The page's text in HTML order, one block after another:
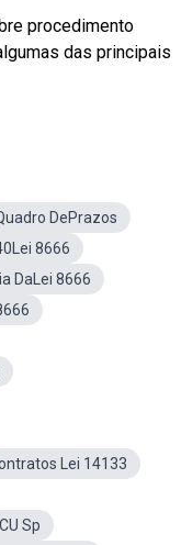
procedimento
das principais
DePrazos
8666
DaLei 8666
Lei 14133
Sp